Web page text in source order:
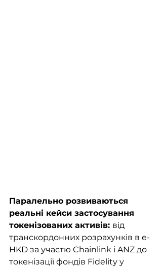
Паралельно розвиваються
реальні кейси застосування
токенізованих активів: від
транскордонних розрахунків в e-
HKD за участю Chainlink і ANZ до
токенізації фондів Fidelity у